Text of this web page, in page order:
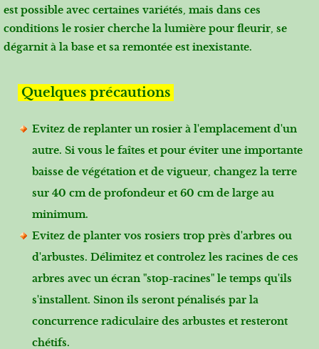
est possible avec certaines variétés, mais dans ces
conditions le rosier cherche la lumière pour fleurir, se
dégarnit à la base et sa remontée est inexistante.
Quelques précautions
Evitez de replanter un rosier à l'emplacement d'un
autre. Si vous le faîtes et pour éviter une importante
baisse de végétation et de vigueur, changez la terre
sur 40 cm de profondeur et 60 cm de large au
minimum.
Evitez de planter vos rosiers trop près d'arbres ou
d'arbustes. Délimitez et controlez les racines de ces
arbres avec un écran "stop-racines" le temps qu'ils
s'installent. Sinon ils seront pénalisés par la
concurrence radiculaire des arbustes et resteront
chétifs.